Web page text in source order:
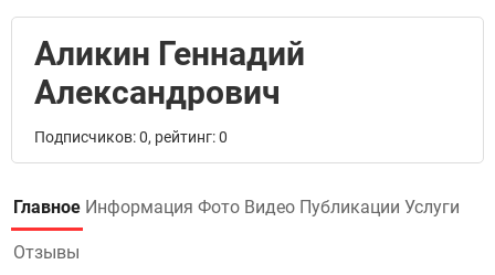
Аликин Геннадий
Александрович
Подписчиков: 0, рейтинг: 0
Главное Информация Фото Видео Публикации Услуги
Отзывы